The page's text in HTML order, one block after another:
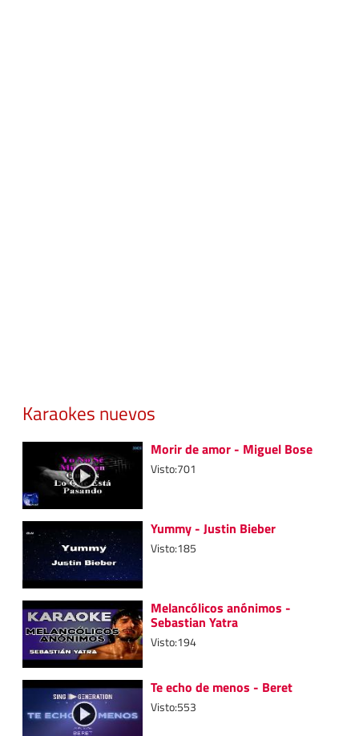
Karaokes nuevos
Morir de amor - Miguel Bose
Visto:701
Yummy - Justin Bieber
Visto:185
Melancólicos anónimos -
Sebastian Yatra
Visto:194
Te echo de menos - Beret
Visto:553